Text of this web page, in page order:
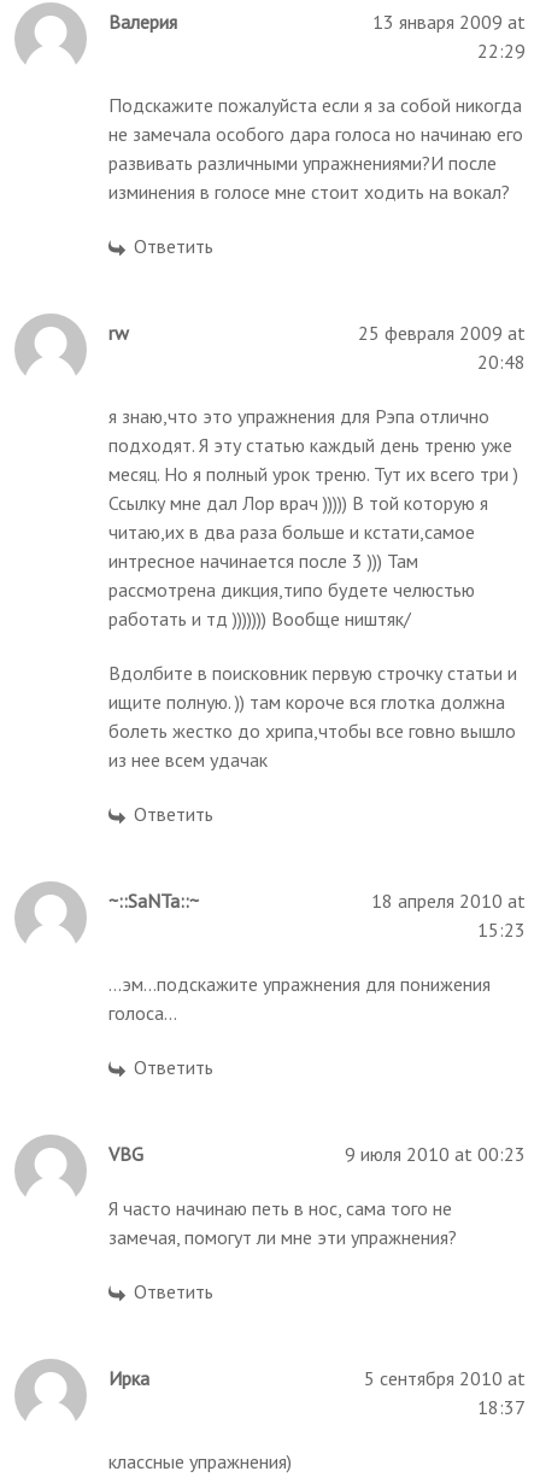
Валерия
13 января 2009 at
22:29
Подскажите пожалуйста если я за собой никогда
не замечала особого дара голоса но начинаю его
развивать различными упражнениями?И после
изминения в голосе мне стоит ходить на вокал?
Ответить
rw
25 февраля 2009 at
20:48
я знаю,что это упражнения для Рэпа отлично
подходят. Я эту статью каждый день треню уже
месяц. Но я полный урок треню. Тут их всего три )
Ссылку мне дал Лор врач ))))) В той которую я
читаю,их в два раза больше и кстати,самое
интресное начинается после 3 ))) Там
рассмотрена дикция,типо будете челюстью
работать и тд ))))))) Вообще ништяк/
Вдолбите в поисковник первую строчку статьи и
ищите полную. )) там короче вся глотка должна
болеть жестко до хрипа,чтобы все говно вышло
из нее всем удачак
Ответить
~::SaNTa::~
18 апреля 2010 at
15:23
...эм...подскажите упражнения для понижения
голоса...
Ответить
VBG 9 июля 2010 at 00:23
Я часто начинаю петь в нос, сама того не
замечая, помогут ли мне эти упражнения?
Ответить
Ирка
5 сентября 2010 at
18:37
классные упражнения)